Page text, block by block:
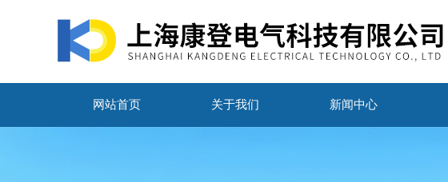
网站首页 关于我们 新闻中心